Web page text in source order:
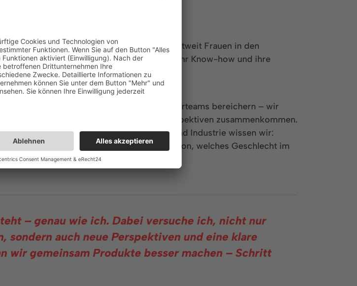
in Engineering Day (INWED) rückt weltweit Frauen in den
das mit Recht. Denn ohne ihre Ideen, ihr Know-how und ihre
nicht nur die Frauen, die unsere Ingenieurteams bereichern – wir
am stärksten ist, wenn viele Perspektiven zusammenkommen.
Bereichen Automotive, Medizintechnik und Industrie wissen wir:
und verändern – unabhängig davon, welches Geschlecht im
– genau wie ich. Dabei versuche ich, nicht nur
sondern auch neue Perspektiven und eine klare
wir gemeinsam Produkte besser machen – Schritt